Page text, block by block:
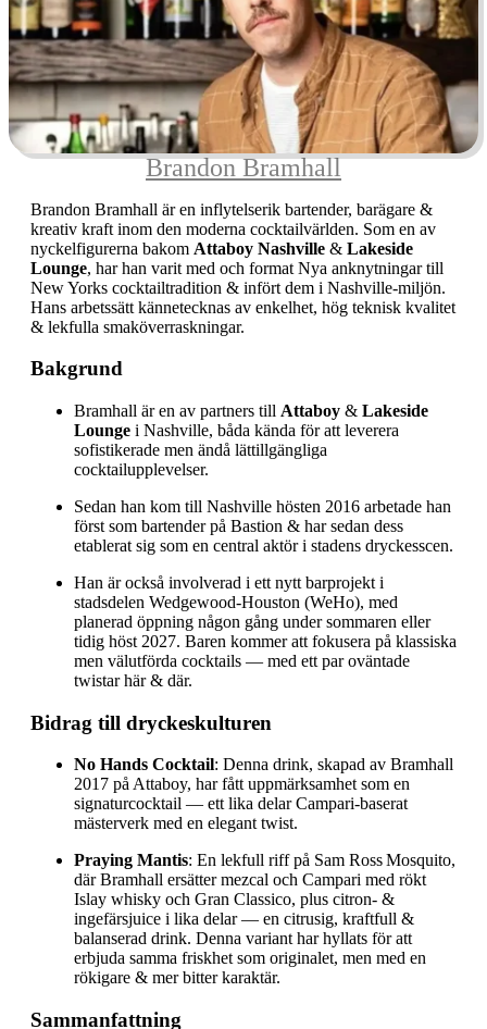
Brandon Bramhall
Brandon Bramhall är en inflytelserik bartender, barägare &
kreativ kraft inom den moderna cocktailvärlden. Som en av
nyckelfigurerna bakom Attaboy Nashville & Lakeside
Lounge, har han varit med och format Nya anknytningar till
New Yorks cocktailtradition & infört dem i Nashville-miljön.
Hans arbetssätt kännetecknas av enkelhet, hög teknisk kvalitet
& lekfulla smaköverraskningar.
Bakgrund
Bramhall är en av partners till Attaboy & Lakeside
Lounge i Nashville, båda kända för att leverera
sofistikerade men ändå lättillgängliga
cocktailupplevelser.
Sedan han kom till Nashville hösten 2016 arbetade han
först som bartender på Bastion & har sedan dess
etablerat sig som en central aktör i stadens dryckesscen.
Han är också involverad i ett nytt barprojekt i
stadsdelen Wedgewood‑Houston (WeHo), med
planerad öppning någon gång under sommaren eller
tidig höst 2027. Baren kommer att fokusera på klassiska
men välutförda cocktails — med ett par oväntade
twistar här & där.
Bidrag till dryckeskulturen
No Hands Cocktail: Denna drink, skapad av Bramhall
2017 på Attaboy, har fått uppmärksamhet som en
signaturcocktail — ett lika delar Campari-baserat
mästerverk med en elegant twist.
Praying Mantis: En lekfull riff på Sam Ross Mosquito,
där Bramhall ersätter mezcal och Campari med rökt
Islay whisky och Gran Classico, plus citron- &
ingefärsjuice i lika delar — en citrusig, kraftfull &
balanserad drink. Denna variant har hyllats för att
erbjuda samma friskhet som originalet, men med en
rökigare & mer bitter karaktär.
Sammanfattning